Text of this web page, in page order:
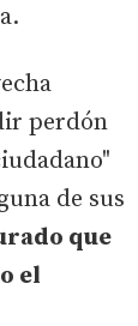
perdón
de sus
que
el